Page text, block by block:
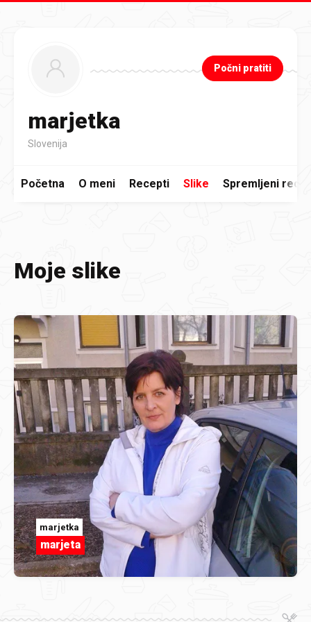
marjetka
Slovenija
Počni pratiti
Početna O meni Recepti Slike Spremljeni
Moje slike
marjetka
marjeta